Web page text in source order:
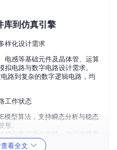
库到仿真引擎
样化设计需求
电感等基础元件及晶体管、运算
电路与数字电路设计需求。
电路到复杂的数字逻辑电路，均
工作状态
模型算法，支持瞬态分析与稳态
形。
程中电压变化曲线，验证振荡电
看全文